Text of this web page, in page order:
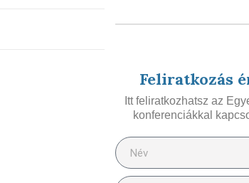
Feliratkozás
Itt feliratkozhatsz az
konferenciákkal